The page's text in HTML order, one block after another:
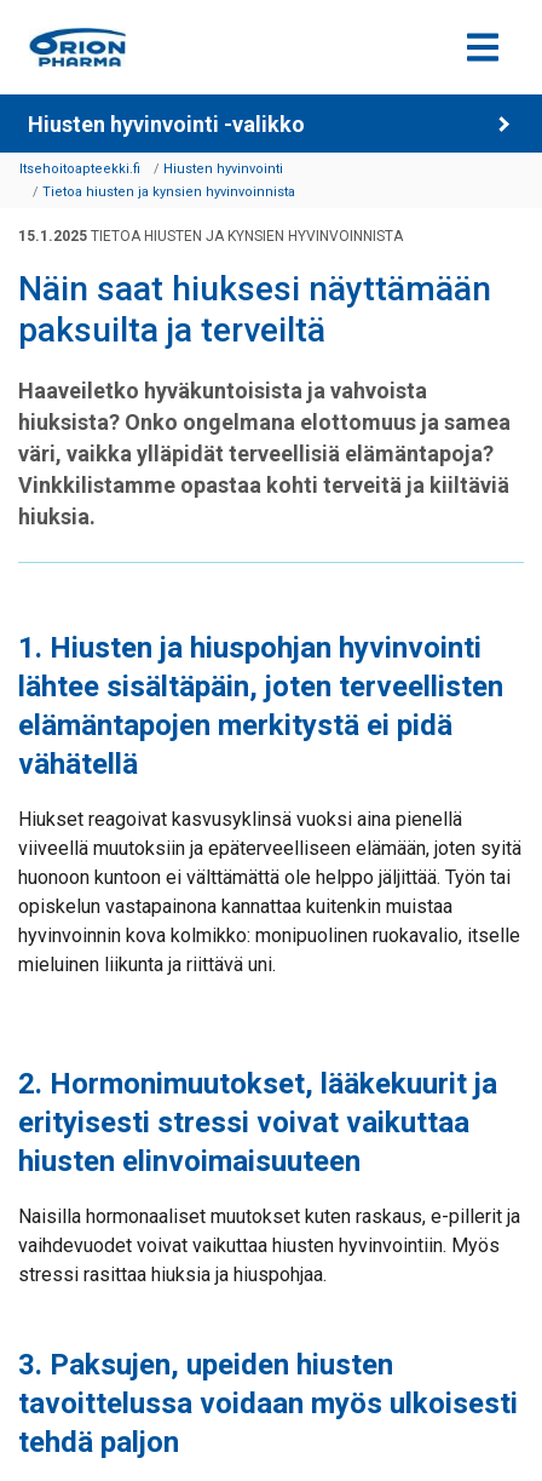
Siirry sisältöön
Hiusten hyvinvointi -valikko
Itsehoitoapteekki.fi
Hiusten hyvinvointi
Tietoa hiusten ja kynsien hyvinvoinnista
15.1.2025 TIETOA HIUSTEN JA KYNSIEN HYVINVOINNISTA
Näin saat hiuksesi näyttämään
paksuilta ja terveiltä
Haaveiletko hyväkuntoisista ja vahvoista
hiuksista? Onko ongelmana elottomuus ja samea
väri, vaikka ylläpidät terveellisiä elämäntapoja?
Vinkkilistamme opastaa kohti terveitä ja kiiltäviä
hiuksia.
1. Hiusten ja hiuspohjan hyvinvointi
lähtee sisältäpäin, joten terveellisten
elämäntapojen merkitystä ei pidä
vähätellä
Hiukset reagoivat kasvusyklinsä vuoksi aina pienellä
viiveellä muutoksiin ja epäterveelliseen elämään, joten syitä
huonoon kuntoon ei välttämättä ole helppo jäljittää. Työn tai
opiskelun vastapainona kannattaa kuitenkin muistaa
hyvinvoinnin kova kolmikko: monipuolinen ruokavalio, itselle
mieluinen liikunta ja riittävä uni.
2. Hormonimuutokset, lääkekuurit ja
erityisesti stressi voivat vaikuttaa
hiusten elinvoimaisuuteen
Naisilla hormonaaliset muutokset kuten raskaus, e-pillerit ja
vaihdevuodet voivat vaikuttaa hiusten hyvinvointiin. Myös
stressi rasittaa hiuksia ja hiuspohjaa.
3. Paksujen, upeiden hiusten
tavoittelussa voidaan myös ulkoisesti
tehdä paljon